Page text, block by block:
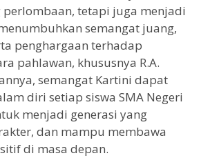
tetapi juga menjadi
semangat juang,
penghargaan terhadap
pahlawan, khususnya R.A.
semangat Kartini dapat
diri setiap siswa SMA Negeri
menjadi generasi yang
dan mampu membawa
di masa depan.